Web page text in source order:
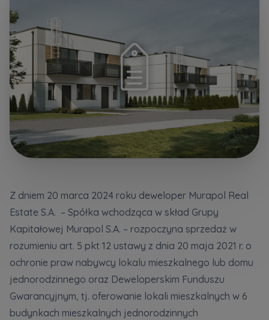
Z dniem 20 marca 2024 roku deweloper Murapol Real
Estate S.A. – Spółka wchodząca w skład Grupy
Kapitałowej Murapol S.A. – rozpoczyna sprzedaż w
rozumieniu art. 5 pkt 12 ustawy z dnia 20 maja 2021 r. o
ochronie praw nabywcy lokalu mieszkalnego lub domu
jednorodzinnego oraz Deweloperskim Funduszu
Gwarancyjnym, tj. oferowanie lokali mieszkalnych w 6
budynkach mieszkalnych jednorodzinnych
Dodatkowe pliki (.doc, .docx, .pdf)
Wybierz miasto
Wybierz miasto
Imię i nazwisko
Telefon
E-mail
Телефон
Електронна пошта
Надаю всі згоди
якості... *
розширити
Даю згоду на отримання комерційної інформації
розширити
Кожна особа має право отримати доступ до
своїх персональних
розширити
Wyrażam wszystkie zgody
Informujemy, że w trosce o najwyższą jakość i... *
Rozwiń
Wyrażam zgodę otrzymywanie informacji
Każdej osobie przysługuje prawo dostępu do
treści swoich... *
Rozwiń
Wyślij
Wyrażam wszystkie zgody
Informujemy, że w trosce o najwyższą jakość i... *
Rozwiń
Wyrażam zgodę otrzymywanie informacji
Każdej osobie przysługuje prawo dostępu do
treści swoich... *
Rozwiń
Wyślij